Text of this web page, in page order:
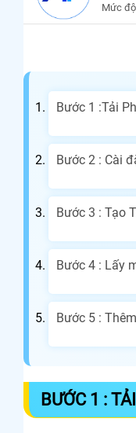
Mức
Bước 1 :Tải
Bước 2 : Cài
Bước 3 : Tạo
Bước 4 : Lấy
Bước 5 :
BƯỚC 1 :